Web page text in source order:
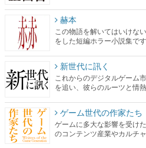
赫本
この物語を解いてはいけな
をした短編ホラー小説集です
新世代に訊く
これからのデジタルゲーム
を追い、彼らのルーツと情
ゲーム世代の作家たち
ゲームに多大な影響を受け
のコンテンツ産業やカルチ